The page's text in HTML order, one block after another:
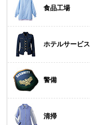
食品工場
ホテルサービス
警備
清掃